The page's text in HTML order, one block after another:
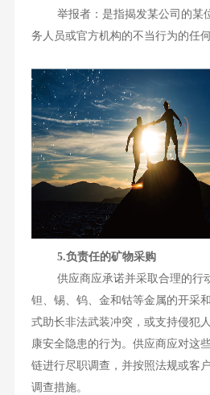
举报者：是指揭发某公司的某
务人员或官方机构的不当行为的任何
5.负责任的矿物采购
供应商应承诺并采取合理的行
钽、锡、钨、金和钴等金属的开采
式助长非法武装冲突，或支持侵犯
康安全隐患的行为。供应商应对这
链进行尽职调查，并按照法规或客
调查措施。